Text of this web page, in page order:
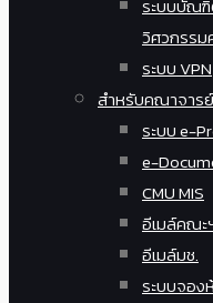
ระบบบัณ
วิศวกรร
ระบบ VPN
สำหรับคณาจาร
ระบบ e-
e-
CMU MIS
อีเมล์คณะ
อีเมล์มช.
ระบบจอง